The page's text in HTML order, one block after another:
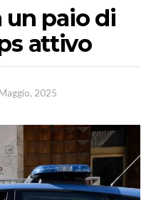
un paio di
attivo
2025